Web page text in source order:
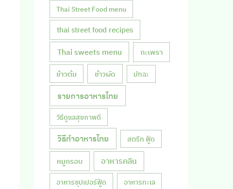
Thai Street Food menu
thai street food recipes
Thai sweets menu กะเพรา
ข้าวต้ม ข้าวผัด มัทฉะ
รายการอาหารไทย
วิธีดูแลสุขภาพดี
วิธีทำอาหารไทย สตรีท ฟู้ด
หมูกรอบ อาหารคลีน
อาหารซุปเปอร์ฟู้ด อาหารทะเล